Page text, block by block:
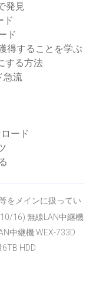
発見
ド
ド
得することを学ぶ
する方法
急流
ード
をメインに扱ってい
16) 無線LAN中継機
中継機 WEX-733D
HDD